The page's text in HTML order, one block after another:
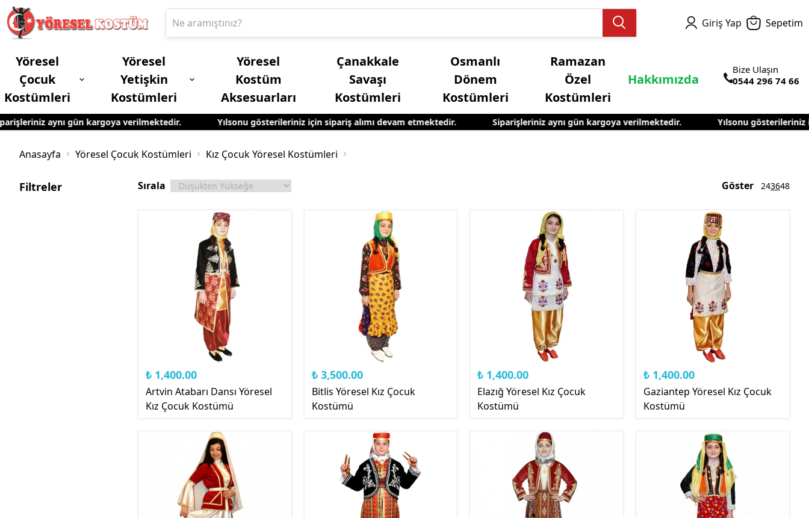
Giriş Yap Sepetim
Yöresel
Çocuk
Kostümleri
Erkek Çocuk Yöresel Kostümleri Kız Çocuk Yöresel Kostümleri
Yöresel
Yetişkin
Kostümleri
Yetişkin Kadın Yöresel Kostümleri Yetişkin Erkek Yöresel Kostümleri
Yöresel
Kostüm
Aksesuarları
Çanakkale
Savaşı
Kostümleri
Osmanlı
Dönem
Kostümleri
Ramazan
Özel
Kostümleri
Hakkımızda
Bize Ulaşın
0544 296 74 66
aynı gün kargoya verilmektedir. Yılsonu gösterileriniz için sipariş alımı devam etmektedir. Siparişleriniz aynı gün kargoya verilmektedir. Yılsonu gösterileriniz
Anasayfa Yöresel Çocuk Kostümleri Kız Çocuk Yöresel Kostümleri
Filtreler Sırala Göster 243648
₺ 1,400.00
Artvin Atabarı Dansı Yöresel
Kız Çocuk Kostümü
₺ 3,500.00
Bitlis Yöresel Kız Çocuk
Kostümü
₺ 1,400.00
Elazığ Yöresel Kız Çocuk
Kostümü
₺ 1,400.00
Gaziantep Yöresel Kız Çocuk
Kostümü